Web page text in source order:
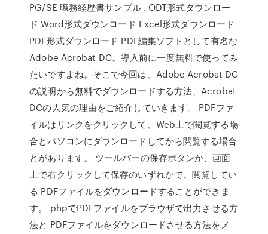
PG/SE 職務経歴書サンプル . ODT形式ダウンロー
ド Word形式ダウンロード Excel形式ダウンロード
PDF形式ダウンロード PDF編集ソフトとして有名な
Adobe Acrobat DC。導入前に一度無料で使ってみ
たいですよね。そこで今回は、Adobe Acrobat DC
の説明から無料でダウンロードする方法、Acrobat
DCの人気の理由をご紹介していきます。 PDFファ
イルはリンクをクリックして、Web上で閲覧する場
合とパソコンにダウンロードしてから閲覧する場合
とがあります。 ツールバーの保存ボタンか、画面
上で右クリックして保存のいずれかで、閲覧してい
る PDFファイルをダウンロードすることができま
す。 phpでPDFファイルをブラウザで出力させる方
法と PDFファイルをダウンロードさせる方法をメ